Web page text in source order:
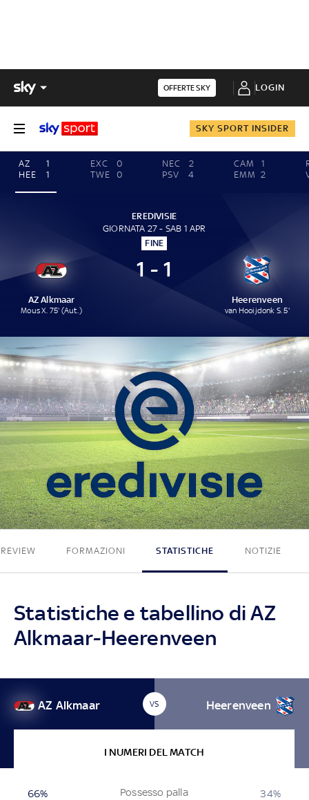
OFFERTE SKY LOGIN
SKY SPORT INSIDER
AZ
1
HEE
1
EXC
0
TWE
0
NEC
2
PSV
4
CAM
1
EMM 2
EREDIVISIE
GIORNATA 27 - SAB 1 APR
FINE
AZ Alkmaar
Mous X. 75' (Aut.)
1 - 1
Heerenveen
van Hooijdonk S. 5'
1 - 1
FORMAZIONI STATISTICHE NOTIZIE
Statistiche e tabellino di AZ
Alkmaar-Heerenveen
AZ Alkmaar VS Heerenveen
I NUMERI DEL MATCH
Possesso palla
66% 34%